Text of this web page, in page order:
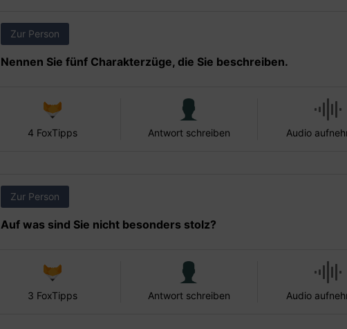
Zur Person
Nennen Sie fünf Charakterzüge, die Sie beschreiben.
4 FoxTipps Antwort schreiben Audio
Zur Person
Auf was sind Sie nicht besonders stolz?
3 FoxTipps Antwort schreiben Audio